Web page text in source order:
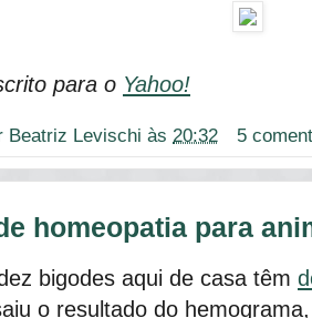
para o Yahoo!
Beatriz Levischi às 20:32 5
homeopatia para
bigodes aqui de casa têm
o resultado do